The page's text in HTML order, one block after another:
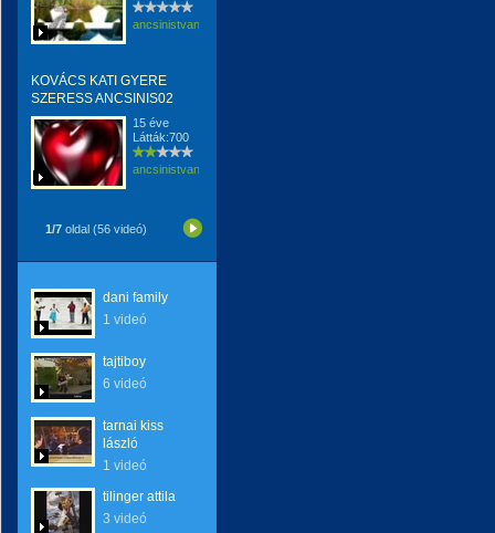
ancsinistvan
KOVÁCS KATI GYERE
SZERESS ANCSINIS02
15 éve
Látták:700
ancsinistvan
1/7 oldal (56 videó)
dani family
1 videó
tajtiboy
6 videó
tarnai kiss
lászló
1 videó
tilinger attila
3 videó